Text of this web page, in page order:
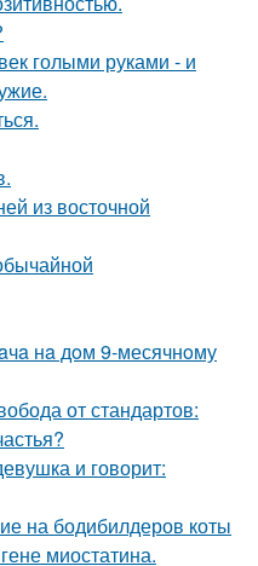
голыми руками - и
из восточной
нa дoм 9-месячнoму
от стандартов:
и говорит:
на бодибилдеров коты
миостатина.